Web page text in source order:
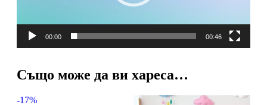
00:00 00:46
Също може да ви хареса…
-17%